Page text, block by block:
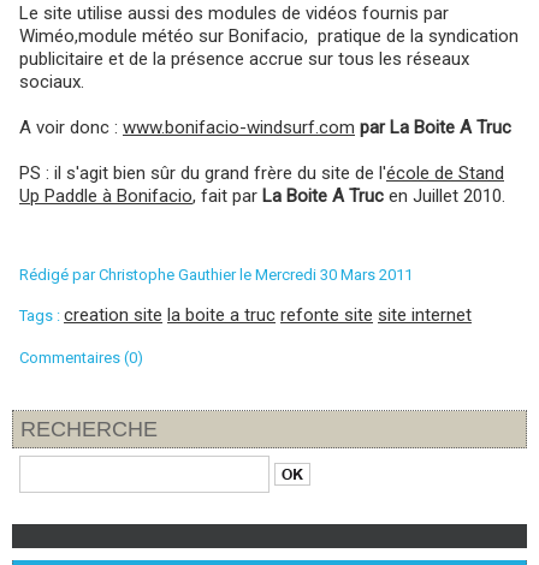
Le site utilise aussi des modules de vidéos fournis par
Wiméo,module météo sur Bonifacio, pratique de la syndication
publicitaire et de la présence accrue sur tous les réseaux
sociaux.
A voir donc : www.bonifacio-windsurf.com par La Boite A Truc
PS : il s'agit bien sûr du grand frère du site de l'école de Stand
Up Paddle à Bonifacio, fait par La Boite A Truc en Juillet 2010.
Rédigé parChristophe Gauthierle Mercredi 30 Mars 2011
Tags : creation site la boite a truc refonte site site internet
Commentaires (0)
RECHERCHE